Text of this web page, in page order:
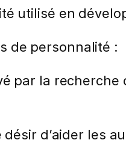
utilisé en
de personnalité :
par la recherche
désir d’aider les